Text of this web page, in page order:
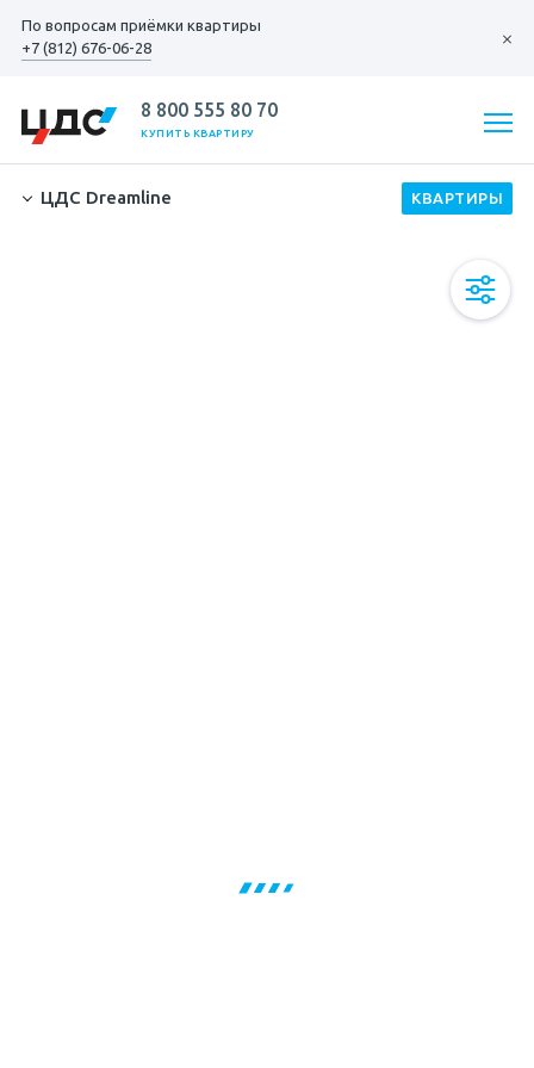
По вопросам приёмки квартиры
+7 (812) 676-06-28
8 800 555 80 70
КУПИТЬ КВАРТИРУ
ЦДС Dreamline